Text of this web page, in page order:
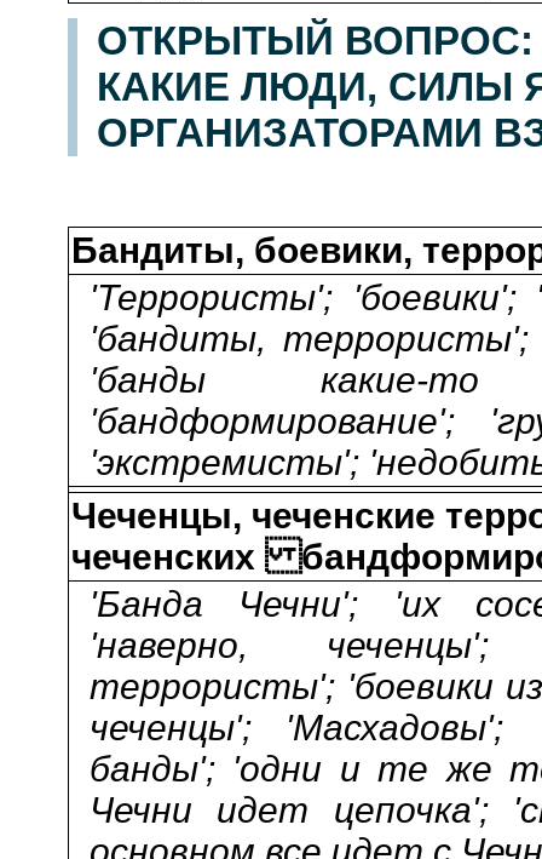
ОТКРЫТЫЙ ВОПРОС:
КАКИЕ ЛЮДИ, СИЛЫ
ОРГАНИЗАТОРАМИ
Бандиты, боевики,
'Террористы'; 'боевики';
'бандиты,
'банды какие-
'бандформирование';
'экстремисты';
Чеченцы, чеченские
чеченских
'Банда Чечни'; 'их
'наверно, чеченцы';
террористы'; 'боевики
чеченцы'; 'Масхадовы';
банды'; 'одни и те же
Чечни идет цепочка';
основном все идет с